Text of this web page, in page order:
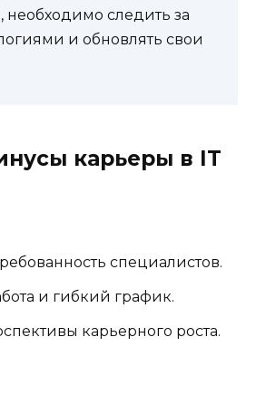
необходимо следить за
и обновлять свои
карьеры в IT
специалистов.
и гибкий график.
карьерного роста.